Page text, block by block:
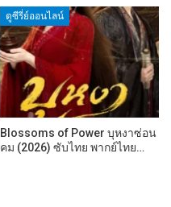
ดูซีรี่ย์ออนไลน์
Blossoms of Power บุหงาซ่อน
คม (2026) ซับไทย พากย์ไทย…